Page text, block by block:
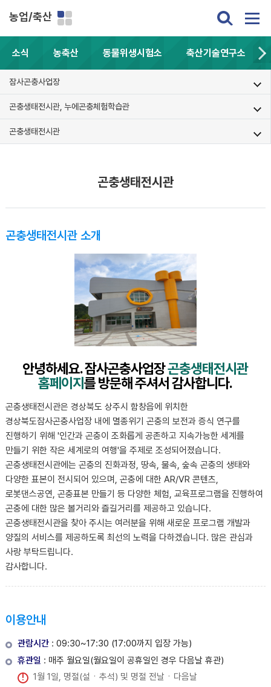
농업/축산
소식 농축산 동물위생시험소 축산기술연구소
잠사곤충사업장
곤충생태전시관, 누에곤충체험학습관
곤충생태전시관
곤충생태전시관
곤충생태전시관 소개
안녕하세요. 잠사곤충사업장곤충생태전시관
홈페이지를 방문해 주셔서 감사합니다.
곤충생태전시관은 경상북도 상주시 함창읍에 위치한
경상북도잠사곤충사업장 내에 멸종위기 곤충의 보전과 증식 연구를
진행하기 위해 '인간과 곤충이 조화롭게 공존하고 지속가능한 세계를
만들기 위한 작은 세계로의 여행'을 주제로 조성되어졌습니다.
곤충생태전시관에는 곤충의 진화과정, 땅속, 물속, 숲속 곤충의 생태와
다양한 표본이 전시되어 있으며, 곤충에 대한 AR/VR 콘텐츠,
로봇댄스공연, 곤충표본 만들기 등 다양한 체험, 교육프로그램을 진행하여
곤충에 대한 많은 볼거리와 즐길거리를 제공하고 있습니다.
곤충생태전시관을 찾아 주시는 여러분을 위해 새로운 프로그램 개발과
양질의 서비스를 제공하도록 최선의 노력을 다하겠습니다. 많은 관심과
사랑 부탁드립니다.
감사합니다.
이용안내
관람시간: 09:30~17:30 (17:00까지 입장 가능)
휴관일 : 매주 월요일(월요일이 공휴일인 경우 다음날 휴관)
1월 1일, 명절(설ㆍ추석) 및 명절 전날ㆍ다음날